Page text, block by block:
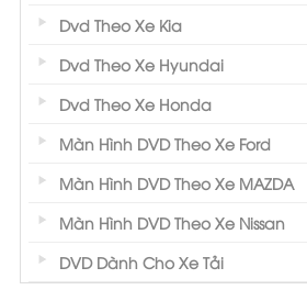
Dvd Theo Xe Kia
Dvd Theo Xe Hyundai
Dvd Theo Xe Honda
Màn Hình DVD Theo Xe Ford
Màn Hình DVD Theo Xe MAZDA
Màn Hình DVD Theo Xe Nissan
DVD Dành Cho Xe Tải